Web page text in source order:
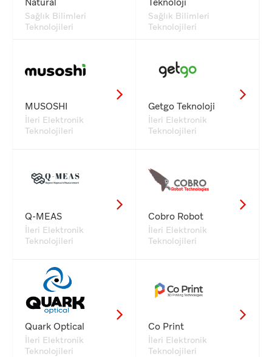
Natural
Sağlık Bilimleri
Teknolojileri
Teknoloji
Sağlık Bilimleri
Teknolojileri
MUSOSHI
İleri Elektronik
Teknolojileri
Getgo Teknoloji
İleri Elektronik
Teknolojileri
Q-MEAS
İleri Elektronik
Teknolojileri
Cobro Robot
İleri Elektronik
Teknolojileri
Quark Optical
İleri Elektronik
Teknolojileri
Co Print
İleri Elektronik
Teknolojileri